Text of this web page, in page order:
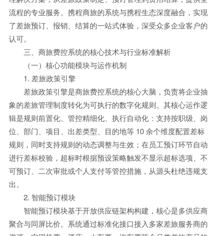
流程的专业服务。携程商旅的系统与携程生态深度融合，实现
了差旅预订、报销、结算的一站式体验，深受众多企业客户的
认可。
三、商旅费控系统的核心技术与行业标准解析
（一）核心功能模块与运作机制
1. 差旅政策引擎
差旅政策引擎是商旅费控系统的核心大脑，负责将企业抽
象的差旅管理制度转化为可执行的数字化规则。其核心运作逻
辑是规则前置化、管控精细化、执行自动化：支持按职级、岗
位、部门、项目、出差类型、目的地等 10 余个维度配置差标
规则，同时支持规则的动态调整与生效；在员工预订环节自动
进行差标校验，超标时根据预设策略触发不显示超标选项、不
可预订、二次审批或个人支付等管控措施，从源头杜绝违规支
出。
2. 智能预订模块
智能预订模块基于开放供应链架构构建，核心是多供应商
聚合与同屏比价。系统通过标准化接口接入多家差旅服务商的